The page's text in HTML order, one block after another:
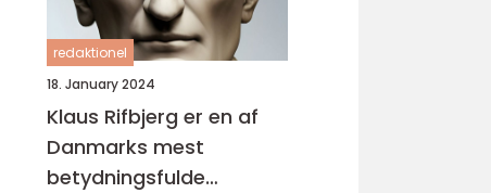
redaktionel
18. January 2024
Klaus Rifbjerg er en af
Danmarks mest
betydningsfulde